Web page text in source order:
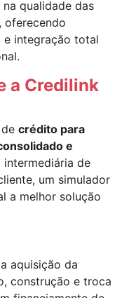
qualidade das
oferecendo
e integração total
a Credilink
crédito para
e
intermediária de
um simulador
a melhor solução
aquisição da
construção e troca